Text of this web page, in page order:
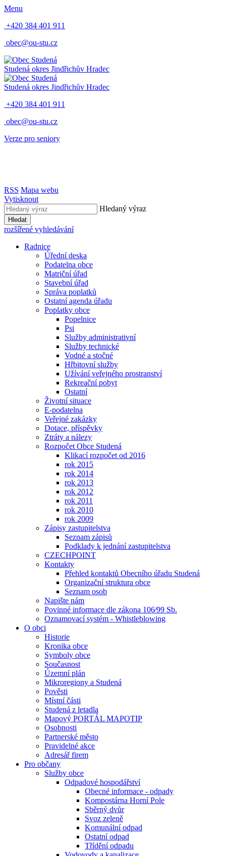
Menu
+420 384 401 911
obec@ou-stu.cz
Studená okres Jindřichův Hradec
Studená okres Jindřichův Hradec
+420 384 401 911
obec@ou-stu.cz
Verze pro seniory
RSS Mapa webu
Vytisknout
Hledaný výraz
Hledat
rozšířené vyhledávání
Radnice
Úřední deska
Podatelna obce
Matriční úřad
Stavební úřad
Správa poplatků
Ostatní agenda úřadu
Poplatky obce
Popelnice
Psi
Služby administrativní
Služby technické
Vodné a stočné
Hřbitovní služby
Užívání veřejného prostranství
Rekreační pobyt
Ostatní
Životní situace
E-podatelna
Veřejné zakázky
Dotace, příspěvky
Ztráty a nálezy
Rozpočet Obce Studená
Klikací rozpočet od 2016
rok 2015
rok 2014
rok 2013
rok 2012
rok 2011
rok 2010
rok 2009
Zápisy zastupitelstva
Seznam zápisů
Podklady k jednání zastupitelstva
CZECHPOINT
Kontakty
Přehled kontaktů Obecního úřadu Studená
Organizační struktura obce
Seznam osob
Napište nám
Povinné informace dle zákona 106⁄99 Sb.
Oznamovací systém - Whistleblowing
O obci
Historie
Kronika obce
Symboly obce
Současnost
Územní plán
Mikroregiony a Studená
Pověsti
Místní části
Studená z letadla
Mapový PORTÁL MAPOTIP
Osobnosti
Partnerské město
Pravidelné akce
Adresář firem
Pro občany
Služby obce
Odpadové hospodářství
Obecné informace - odpady
Kompostárna Horní Pole
Sběrný dvůr
Svoz zeleně
Komunální odpad
Ostatní odpad
Třídění odpadu